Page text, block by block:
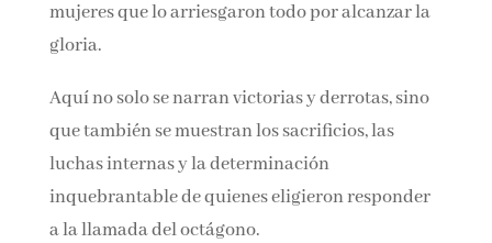
mujeres que lo arriesgaron todo por alcanzar
la gloria.
Aquí no solo se narran victorias y derrotas, sino
que también se muestran los sacrificios, las
luchas internas y la determinación
inquebrantable de quienes eligieron
responder a la llamada del octágono.